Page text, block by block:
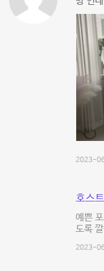
2023-
호스
예쁜
도록
2023-